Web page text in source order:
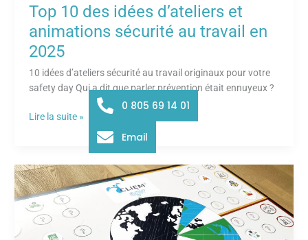
Top 10 des idées d’ateliers et
animations sécurité au travail en
2025
10 idées d’ateliers sécurité au travail originaux pour votre
safety day Qui a dit que parler prévention était ennuyeux ?
Lire la suite »
Notre
nouveau
jeu
sur
0 805 69 14 01
Email